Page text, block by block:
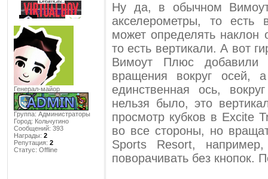
Генерал-майор
Группа: Администраторы
Город: Кольчугино
Сообщений: 393
Награды: 2
Репутация: 2
Статус: Offline
Ну да, в обычном
акселерометры, то есть
может определять наклон
то есть вертикали. А вот
Вимоут Плюс добавили
вращения вокруг осей,
единственная ось,
нельзя было, это
просмотр кубков в Excite
во все стороны, но
Sports Resort,
поворачивать без кнопок.